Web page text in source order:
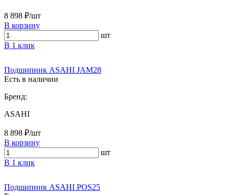
8 898 ₽/шт
В корзину
шт
В 1 клик
Подшипник ASAHI JAM28
Есть в наличии
Бренд:
ASAHI
8 898 ₽/шт
В корзину
шт
В 1 клик
Подшипник ASAHI POS25